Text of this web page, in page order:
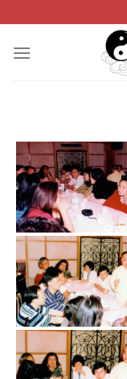
to
content